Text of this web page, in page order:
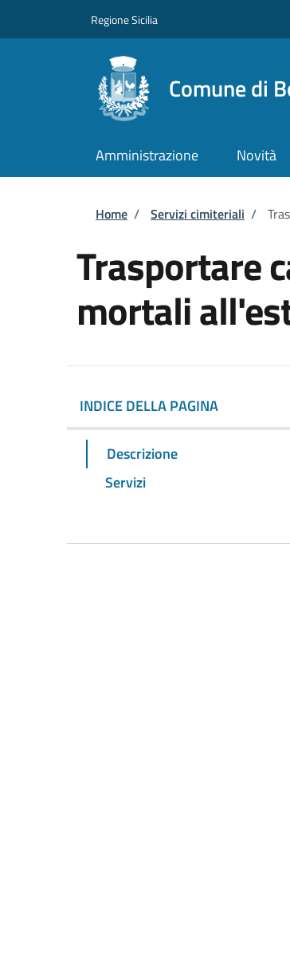
Regione Sicilia
Comune di
Amministrazione Novità
Briciole di
Home / Servizi cimiteriali /
Trasportare
mortali
INDICE DELLA PAGINA
Descrizione
Servizi